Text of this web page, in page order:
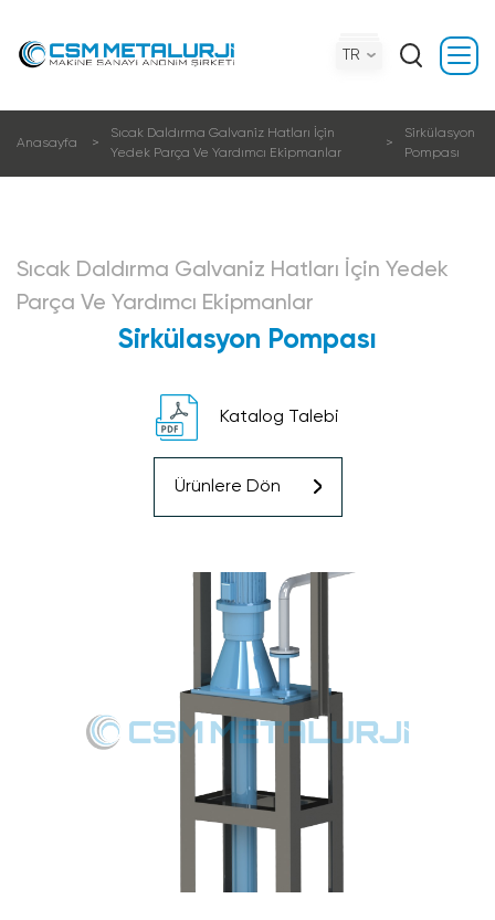
TR
Anasayfa
Sıcak Daldırma Galvani̇z Hatları İçi̇n
Yedek Parça Ve Yardımcı Eki̇pmanlar
Si̇rkülasyon
Pompası
Sıcak Daldırma Galvani̇z Hatları İçi̇n Yedek
Parça Ve Yardımcı Eki̇pmanlar
Si̇rkülasyon Pompası
Katalog Talebi
Ürünlere Dön